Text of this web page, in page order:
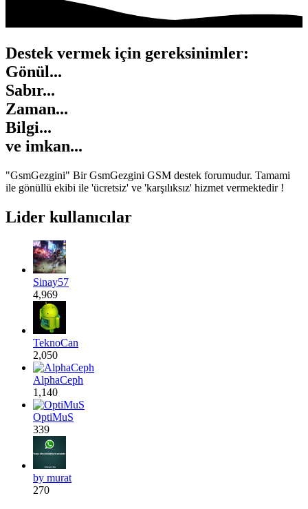
Destek vermek için gereksinimler:
Gönül...
Sabır...
Zaman...
Bilgi...
ve imkan...
"GsmGezgini" Bir GsmGezgini GSM destek forumudur. Tamami
ile gönüllü ekibi ile 'ücretsiz' ve 'karşılıksız' hizmet vermektedir !
Lider kullanıcılar
Sinay57
4,969
TeknoCan
2,050
AlphaCeph
1,140
OptiMuS
339
by murat
270